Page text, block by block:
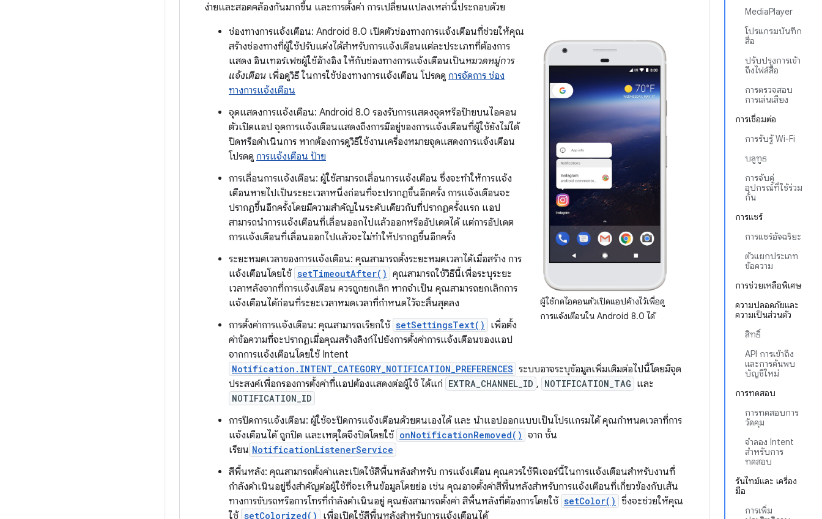
MediaPlayer
โปรแกรมบันทึก
สื่อ
ปรับปรุงการเข้า
ถึงไฟล์สื่อ
การตรวจสอบ
การเล่นเสียง
การเชื่อมต่อ
การรับรู้ Wi-Fi
บลูทูธ
การจับคู่
อุปกรณ์ที่ใช้ร่วม
กัน
การแชร์
การแชร์อัจฉริยะ
ตัวแยกประเภท
ข้อความ
การช่วยเหลือพิเศษ
ความปลอดภัยและ
ความเป็นส่วนตัว
สิทธิ์
API การเข้าถึง
และการค้นพบ
บัญชีใหม่
การทดสอบ
การทดสอบการ
วัดคุม
จำลอง Intent
สำหรับการ
ทดสอบ
รันไทม์และ เครื่อง
มือ
การเพิ่ม
ง่ายและสอดคล้องกันมากขึ้น และการตั้งค่า การเปลี่ยนแปลงเหล่านี้ประกอบด้วย
ผู้ใช้กดไอคอนตัวเปิดแอปค้างไว้เพื่อดู
การแจ้งเตือนใน Android 8.0 ได้
ช่องทางการแจ้งเตือน: Android 8.0 เปิดตัวช่องทางการแจ้งเตือนที่ช่วยให้คุณ
สร้างช่องทางที่ผู้ใช้ปรับแต่งได้สําหรับการแจ้งเตือนแต่ละประเภทที่ต้องการ
แสดง อินเทอร์เฟซผู้ใช้อ้างอิง ให้กับช่องทางการแจ้งเตือนเป็นหมวดหมู่การ
แจ้งเตือน เพื่อดูวิธี ในการใช้ช่องทางการแจ้งเตือน โปรดดู การจัดการ ช่อง
ทางการแจ้งเตือน
จุดแสดงการแจ้งเตือน: Android 8.0 รองรับการแสดงจุดหรือป้ายบนไอคอน
ตัวเปิดแอป จุดการแจ้งเตือนแสดงถึงการมีอยู่ของการแจ้งเตือนที่ผู้ใช้ยังไม่ได้
ปิดหรือดำเนินการ หากต้องการดูวิธีใช้งานเครื่องหมายจุดแสดงการแจ้งเตือน
โปรดดู การแจ้งเตือน ป้าย
การเลื่อนการแจ้งเตือน: ผู้ใช้สามารถเลื่อนการแจ้งเตือน ซึ่งจะทำให้การแจ้ง
เตือนหายไปเป็นระยะเวลาหนึ่งก่อนที่จะปรากฏขึ้นอีกครั้ง การแจ้งเตือนจะ
ปรากฏขึ้นอีกครั้งโดยมีความสำคัญในระดับเดียวกับที่ปรากฏครั้งแรก แอป
สามารถนำการแจ้งเตือนที่เลื่อนออกไปแล้วออกหรืออัปเดตได้ แต่การอัปเดต
การแจ้งเตือนที่เลื่อนออกไปแล้วจะไม่ทําให้ปรากฏขึ้นอีกครั้ง
ระยะหมดเวลาของการแจ้งเตือน: คุณสามารถตั้งระยะหมดเวลาได้เมื่อสร้าง การ
แจ้งเตือนโดยใช้ setTimeoutAfter() คุณสามารถใช้วิธีนี้เพื่อระบุระยะ
เวลาหลังจากที่การแจ้งเตือน ควรถูกยกเลิก หากจำเป็น คุณสามารถยกเลิกการ
แจ้งเตือนได้ก่อนที่ระยะเวลาหมดเวลาที่กำหนดไว้จะสิ้นสุดลง
การตั้งค่าการแจ้งเตือน: คุณสามารถเรียกใช้ setSettingsText()
เพื่อตั้ง
ค่าข้อความที่จะปรากฏเมื่อคุณสร้างลิงก์ไปยังการตั้งค่าการแจ้งเตือนของแอป
จากการแจ้งเตือนโดยใช้ Intent
Notification.INTENT_CATEGORY_NOTIFICATION_PREFERENCES ระบบอาจระบุข้อมูลเพิ่มเติมต่อไปนี้โดยมีจุด
ประสงค์เพื่อกรองการตั้งค่าที่แอปต้องแสดงต่อผู้ใช้ ได้แก่ EXTRA_CHANNEL_ID , NOTIFICATION_TAG และ
NOTIFICATION_ID
การปิดการแจ้งเตือน: ผู้ใช้จะปิดการแจ้งเตือนด้วยตนเองได้ และ นำแอปออกแบบเป็นโปรแกรมได้ คุณกำหนดเวลาที่การ
แจ้งเตือนได้ ถูกปิด และเหตุใดจึงปิดโดยใช้ onNotificationRemoved() จาก ชั้น
เรียน NotificationListenerService
สีพื้นหลัง: คุณสามารถตั้งค่าและเปิดใช้สีพื้นหลังสำหรับ การแจ้งเตือน คุณควรใช้ฟีเจอร์นี้ในการแจ้งเตือนสำหรับงานที่
กำลังดำเนินอยู่ซึ่งสำคัญต่อผู้ใช้ที่จะเห็นข้อมูลโดยย่อ เช่น คุณอาจตั้งค่าสีพื้นหลังสำหรับการแจ้งเตือนที่เกี่ยวข้องกับเส้น
ทางการขับรถหรือการโทรที่กำลังดำเนินอยู่ คุณยังสามารถตั้งค่า สีพื้นหลังที่ต้องการโดยใช้ setColor() ซึ่งจะช่วยให้คุณ
ใช้ setColorized()
เพื่อเปิดใช้สีพื้นหลังสำหรับการแจ้งเตือนได้